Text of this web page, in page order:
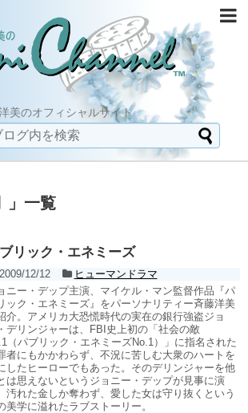
美のオフィシャルサイト
」一覧
リック・エネミーズ
2009/12/12
ヒューマンドラマ
ニー・デップ主演、マイケル・マン監督作品『パ
ック・エネミーズ』をパーソナリティー斉藤洋美
介。アメリカ大恐慌時代の実在の銀行強盗ジョ
デリンジャーは、FBI史上初の「社会の敵
（パブリック・エネミーズNo.1）」に指名された
者にもかかわらず、不況に苦しむ大衆のハートを
したヒーローでもあった。そのデリンジャーを他
は思えないというジョニー・デップが見事に演
汚れた金しか奪わず、愛した女は守り抜くという
美学に溢れたラブストーリー。